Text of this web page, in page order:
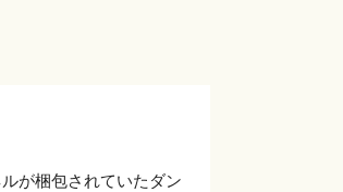
が梱包されていたダン